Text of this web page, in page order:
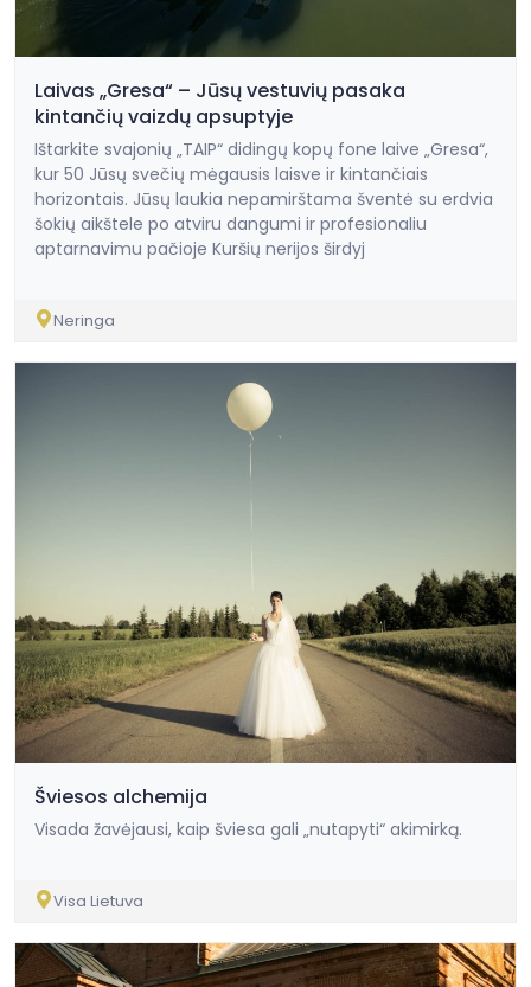
Laivas „Gresa“ – Jūsų vestuvių pasaka
kintančių vaizdų apsuptyje
Ištarkite svajonių „TAIP“ didingų kopų fone laive „Gresa“,
kur 50 Jūsų svečių mėgausis laisve ir kintančiais
horizontais. Jūsų laukia nepamirštama šventė su erdvia
šokių aikštele po atviru dangumi ir profesionaliu
aptarnavimu pačioje Kuršių nerijos širdyj
Neringa
Šviesos alchemija
Visada žavėjausi, kaip šviesa gali „nutapyti“ akimirką.
Visa Lietuva